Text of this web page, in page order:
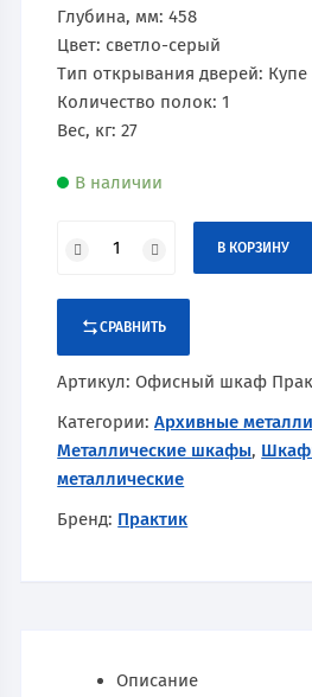
Глубина, мм: 458
Цвет: светло-серый
Тип открывания дверей: Купе
Количество полок: 1
Вес, кг: 27
В наличии
В КОРЗИНУ
СРАВНИТЬ
Артикул:Офисный шкаф
Категории:Архивные
Металлические шкафы,
металлические
Бренд: Практик
Описание